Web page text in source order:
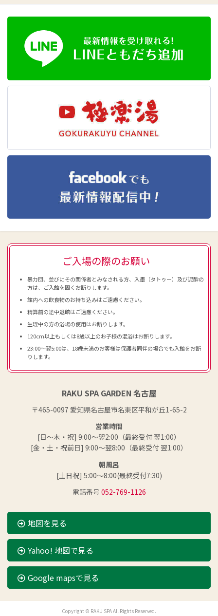
ご入場の際のお願い
暴力団、並びにその関係者とみなされる方、入墨（タトゥー）及び泥酔の
方は、ご入館を固くお断りします。
館内への飲食物のお持ち込みはご遠慮ください。
精算前の途中退館はご遠慮ください。
生理中の方の浴場の使用はお断りします。
120cm以上もしくは8歳以上のお子様の混浴はお断りします。
23:00～翌5:00は、18歳未満のお客様は保護者同伴の場合でも入館をお断
りします。
RAKU SPA GARDEN 名古屋
〒465-0097 愛知県名古屋市名東区平和が丘1-65-2
営業時間
[日～木・祝] 9:00～翌2:00（最終受付 翌1:00）
[金・土・祝前日] 9:00～翌8:00（最終受付 翌1:00）
朝風呂
[土日祝] 5:00～8:00(最終受付7:30)
電話番号 052-769-1126
地図を見る
Yahoo! 地図で見る
Google mapsで見る
Copyright © RAKU SPA All Rights Reserved.